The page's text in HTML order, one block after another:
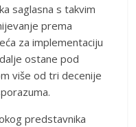
saglasna s takvim
prema
za implementaciju
ostane pod
više od tri decenije
predstavnika